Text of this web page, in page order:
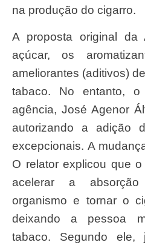
na produção do cigarro.
A proposta original da Anvisa era excluir o
açúcar, os
ameliorantes (aditivos)
tabaco. No entanto,
agência, José Agenor
autorizando a adição
excepcionais. A
O relator explicou que
acelerar a
organismo e tornar o
deixando a pessoa
tabaco. Segundo ele,